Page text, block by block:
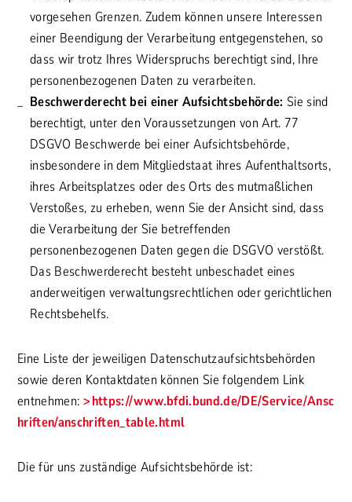
vorgesehen Grenzen. Zudem können unsere Interessen
einer Beendigung der Verarbeitung entgegenstehen, so
dass wir trotz Ihres Widerspruchs berechtigt sind, Ihre
personenbezogenen Daten zu verarbeiten.
Beschwerderecht bei einer Aufsichtsbehörde: Sie sind
berechtigt, unter den Voraussetzungen von Art. 77
DSGVO Beschwerde bei einer Aufsichtsbehörde,
insbesondere in dem Mitgliedstaat ihres Aufenthaltsorts,
ihres Arbeitsplatzes oder des Orts des mutmaßlichen
Verstoßes, zu erheben, wenn Sie der Ansicht sind, dass
die Verarbeitung der Sie betreffenden
personenbezogenen Daten gegen die DSGVO verstößt.
Das Beschwerderecht besteht unbeschadet eines
anderweitigen verwaltungsrechtlichen oder gerichtlichen
Rechtsbehelfs.
Eine Liste der jeweiligen Datenschutzaufsichtsbehörden
sowie deren Kontaktdaten können Sie folgendem Link
entnehmen:
https://www.bfdi.bund.de/DE/Service/Ansc
hriften/anschriften_table.html
Die für uns zuständige Aufsichtsbehörde ist: